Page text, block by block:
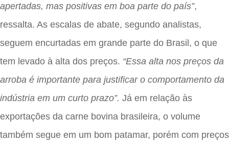
apertadas, mas positivas em boa parte do país”,
ressalta. As escalas de abate, segundo analistas,
seguem encurtadas em grande parte do Brasil, o que
tem levado à alta dos preços. “Essa alta nos preços da
arroba é importante para justificar o comportamento da
indústria em um curto prazo”. Já em relação às
exportações da carne bovina brasileira, o volume
também segue em um bom patamar, porém com preços